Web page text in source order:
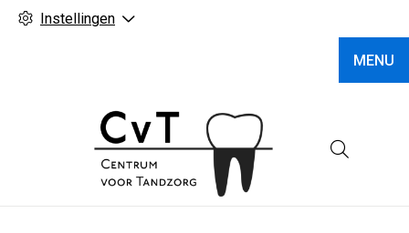
Instellingen
MENU